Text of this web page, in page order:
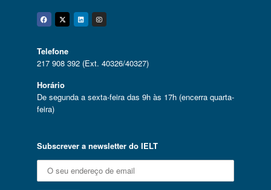
Facebook
Twitter
Linkedin
Instagram
Telefone
217 908 392 (Ext. 40326/40327)
Horário
De segunda a sexta-feira das 9h às 17h (encerra quarta-
feira)
Subscrever a newsletter do IELT